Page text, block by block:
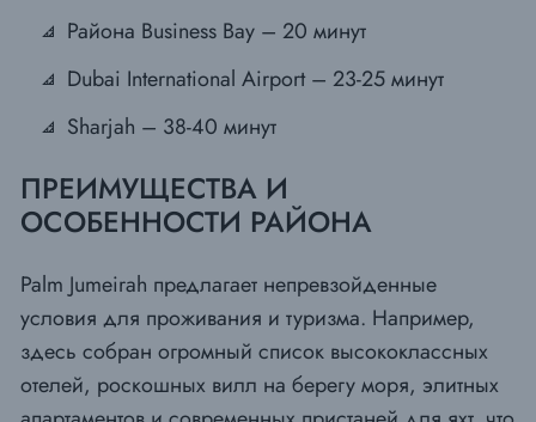
Района Business Bay – 20 минут
Dubai International Airport – 23-25 минут
Sharjah – 38-40 минут
ПРЕИМУЩЕСТВА И
ОСОБЕННОСТИ РАЙОНА
Palm Jumeirah предлагает непревзойденные
условия для проживания и туризма. Например,
здесь собран огромный список высококлассных
отелей, роскошных вилл на берегу моря, элитных